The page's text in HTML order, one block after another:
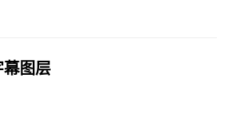
图层